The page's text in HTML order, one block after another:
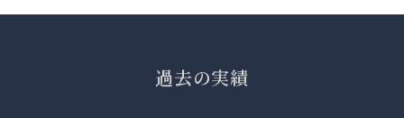
過去の実績